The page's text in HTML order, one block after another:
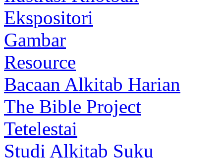
Ekspositori
Gambar
Resource
Bacaan Alkitab Harian
The Bible Project
Tetelestai
Studi Alkitab Suku